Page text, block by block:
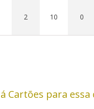
2
10 0
Cartões para